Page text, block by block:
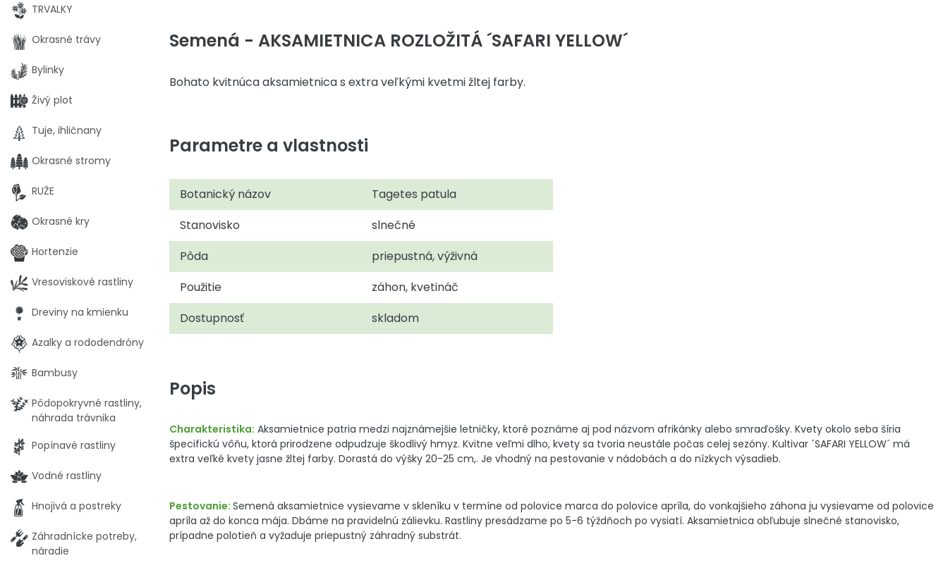
Semená - AKSAMIETNICA ROZLOŽITÁ ´SAFARI YELLOW´
Bohato kvitnúca aksamietnica s extra veľkými kvetmi žltej farby.
Parametre a vlastnosti
Botanický názov
Tagetes patula
Stanovisko
slnečné
Pôda
priepustná, výživná
Použitie
záhon, kvetináč
Dostupnosť
skladom
Popis
Charakteristika: Aksamietnice patria medzi najznámejšie letničky, ktoré poznáme aj pod názvom afrikánky alebo smraďošky. Kvety okolo seba šíria
špecifickú vôňu, ktorá prirodzene odpudzuje škodlivý hmyz. Kvitne veľmi dlho, kvety sa tvoria neustále počas celej sezóny. Kultivar ´SAFARI YELLOW´ má
extra veľké kvety jasne žltej farby. Dorastá do výšky 20-25 cm,. Je vhodný na pestovanie v nádobách a do nízkych výsadieb.
Pestovanie: Semená aksamietnice vysievame v skleníku v termíne od polovice marca do polovice apríla, do vonkajšieho záhona ju vysievame od polovice
apríla až do konca mája. Dbáme na pravidelnú zálievku. Rastliny presádzame po 5-6 týždňoch po vysiatí. Aksamietnica obľubuje slnečné stanovisko,
prípadne polotieň a vyžaduje priepustný záhradný substrát.
TRVALKY
Okrasné trávy
Bylinky
Živý plot
Tuje, ihličnany
Okrasné stromy
RUŽE
Okrasné kry
Hortenzie
Vresoviskové rastliny
Dreviny na kmienku
Azalky a rododendróny
Bambusy
Pôdopokryvné rastliny,
náhrada trávnika
Popínavé rastliny
Vodné rastliny
Hnojivá a postreky
Záhradnícke potreby,
náradie